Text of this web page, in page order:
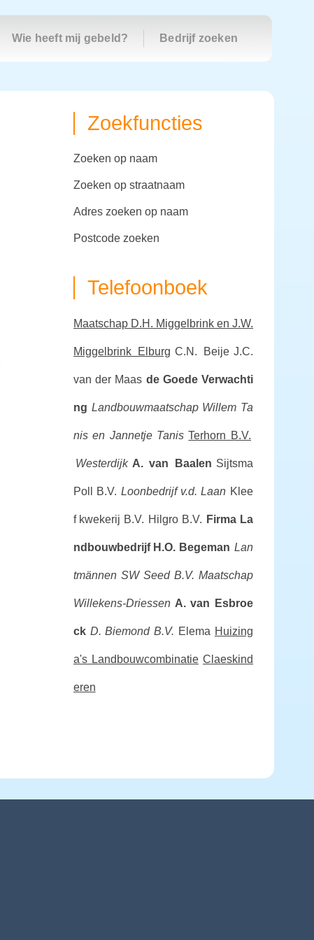
Wie heeft mij gebeld? Bedrijf zoeken
Zoekfuncties
zoeken op naam
zoeken op straatnaam
adres zoeken op naam
postcode zoeken
Telefoonboek
Maatschap D.H. Miggelbrink en J.W.
Miggelbrink Elburg C.N. Beije J.C.
van der Maas de Goede Verwachti
ng Landbouwmaatschap Willem Ta
nis en Jannetje Tanis Terhorn B.V.
Westerdijk A. van Baalen Sijtsma
Poll B.V. Loonbedrijf v.d. Laan Klee
f kwekerij B.V. Hilgro B.V. Firma La
ndbouwbedrijf H.O. Begeman Lan
tmännen SW Seed B.V. Maatschap
Willekens-Driessen A. van Esbroe
ck D. Biemond B.V. Elema Huizing
a's Landbouwcombinatie Claeskind
eren